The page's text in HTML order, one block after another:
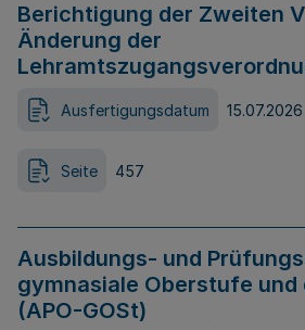
Berichtigung der Zweiten
Änderung der
Ausfertigungsdatum 15.07.2026
Seite 457
Ausbildungs- und
gymnasiale Oberstufe und
(APO-GOSt)